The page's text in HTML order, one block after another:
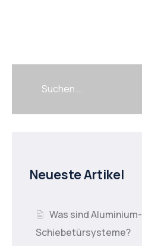
Neueste Artikel
Was sind Aluminium-
Schiebetürsysteme?